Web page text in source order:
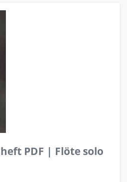
PDF | Flöte solo